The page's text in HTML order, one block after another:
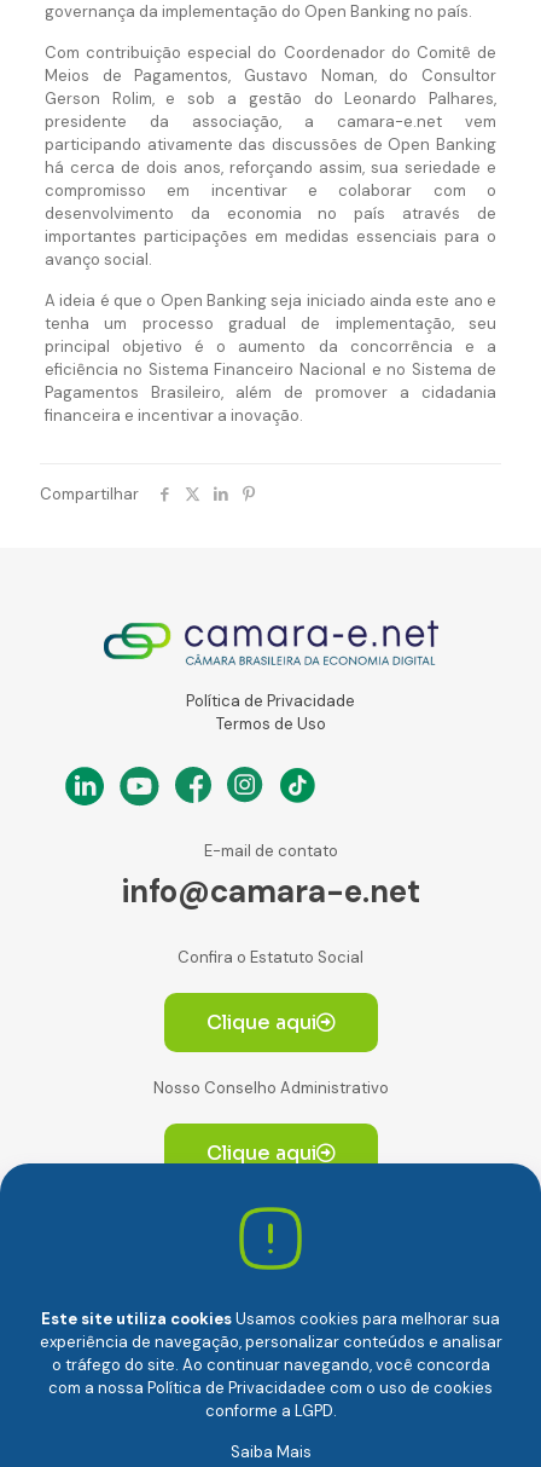
governança da implementação do Open Banking no país.
Com contribuição especial do Coordenador do Comitê de
Meios de Pagamentos, Gustavo Noman, do Consultor
Gerson Rolim, e sob a gestão do Leonardo Palhares,
presidente da associação, a camara-e.net vem
participando ativamente das discussões de Open Banking
há cerca de dois anos, reforçando assim, sua seriedade e
compromisso em incentivar e colaborar com o
desenvolvimento da economia no país através de
importantes participações em medidas essenciais para o
avanço social.
A ideia é que o Open Banking seja iniciado ainda este ano e
tenha um processo gradual de implementação, seu
principal objetivo é o aumento da concorrência e a
eficiência no Sistema Financeiro Nacional e no Sistema de
Pagamentos Brasileiro, além de promover a cidadania
financeira e incentivar a inovação.
Compartilhar
Política de Privacidade
Termos de Uso
E-mail de contato
info@camara-e.net
Confira o Estatuto Social
Clique aqui
Nosso Conselho Administrativo
Clique aqui
Av. Paulista, 2064. Conjunto 14, (Edifício Paulista) -
CEP 01310-928 Consolação – São Paulo/SP
Câmara Brasileira da Economia Digital (camara-e.net) |
Este site utiliza cookiesUsamos cookies para melhorar sua
experiência de navegação, personalizar conteúdos e analisar
o tráfego do site. Ao continuar navegando, você concorda
com a nossa Política de Privacidadee com o uso de cookies
conforme a LGPD.
Saiba Mais